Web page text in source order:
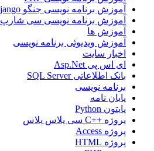
آموزش برنامه نویسی جنگو Django
آموزش برنامه نویسی سی شارپ
آموزش ها
آموزش ویدیوئی برنامه نویسی
اخبار سایت
ای اس پی Asp.Net
بانک اطلاعاتی SQL Server
برنامه نویسی
پایان نامه
پایتون Python
پروژه ++C سی پلاس پلاس
پروژه Access
پروژه HTML